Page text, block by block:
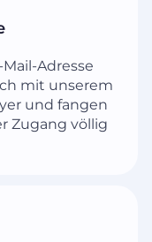
Adresse
mit unserem
und fangen
Zugang völlig